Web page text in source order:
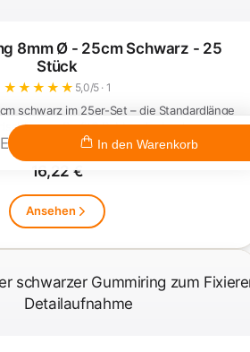
8mm Ø - 25cm Schwarz - 25
Stück
★ ★ ★ ★ ★ 5,0/5 · 1
schwarz im 25er-Set – die Standardlänge
Profit® Rubber Technology,…
1 VE = 25 Stück
16,22 €
Ansehen
In den Warenkorb